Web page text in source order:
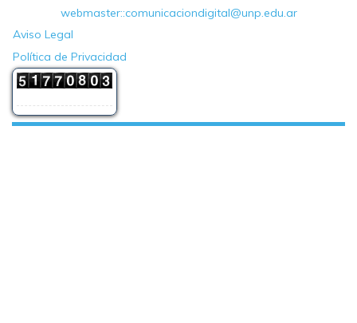
webmaster::comunicaciondigital@unp.edu.ar
Aviso Legal
Política de Privacidad